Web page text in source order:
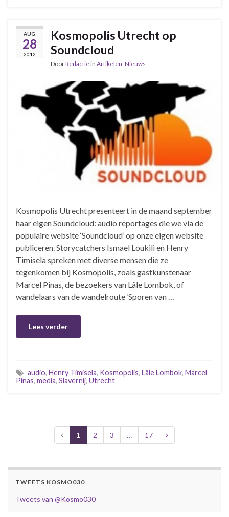
AUG
28
2012
Kosmopolis Utrecht op
Soundcloud
DoorRedactiein Artikelen, Nieuws
Kosmopolis Utrecht presenteert in de maand september
haar eigen Soundcloud: audio reportages die we via de
populaire website ‘Soundcloud’ op onze eigen website
publiceren. Storycatchers Ismael Loukili en Henry
Timisela spreken met diverse mensen die ze
tegenkomen bij Kosmopolis, zoals gastkunstenaar
Marcel Pinas, de bezoekers van Lâle Lombok, of
wandelaars van de wandelroute ‘Sporen van …
Lees verder
audio, Henry Timisela, Kosmopolis, Lâle Lombok, Marcel
Pinas, media, Slavernij, Utrecht
1 2 3 … 17
TWEETS KOSMO030
Tweets van @Kosmo030